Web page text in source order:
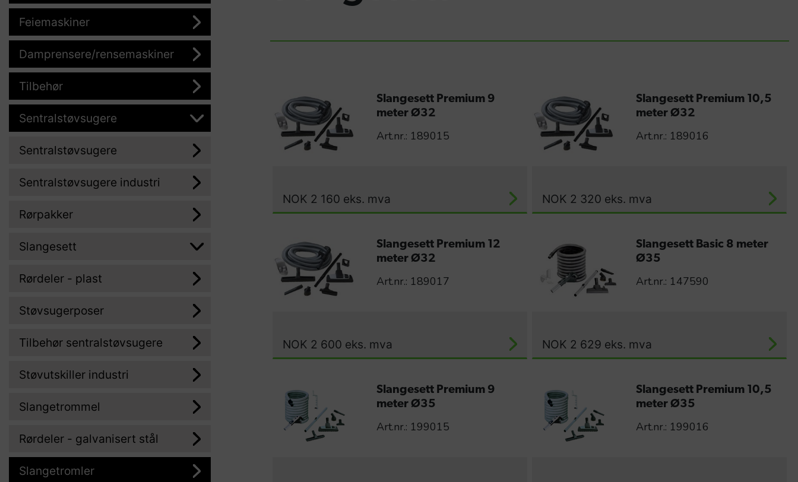
Feiemaskiner
Damprensere/rensemaskiner
Tilbehør
Sentralstøvsugere
Sentralstøvsugere
Sentralstøvsugere industri
Rørpakker
Slangesett
Rørdeler - plast
Støvsugerposer
Tilbehør sentralstøvsugere
Støvutskiller industri
Slangetrommel
Rørdeler - galvanisert stål
Slangetromler
Slangesett Premium 9
meter Ø32
Art.nr.: 189015
NOK 2 160 eks. mva
Slangesett Premium 10,5
meter Ø32
Art.nr.: 189016
NOK 2 320 eks. mva
Slangesett Premium 12
meter Ø32
Art.nr.: 189017
NOK 2 600 eks. mva
Slangesett Basic 8 meter
Ø35
Art.nr.: 147590
NOK 2 629 eks. mva
Slangesett Premium 9
meter Ø35
Art.nr.: 199015
Slangesett Premium 10,5
meter Ø35
Art.nr.: 199016